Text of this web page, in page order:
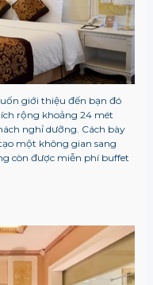
giới thiệu đến bạn đó
rộng khoảng 24 mét
nghỉ dưỡng. Cách bày
một không gian sang
còn được miễn phí buffet